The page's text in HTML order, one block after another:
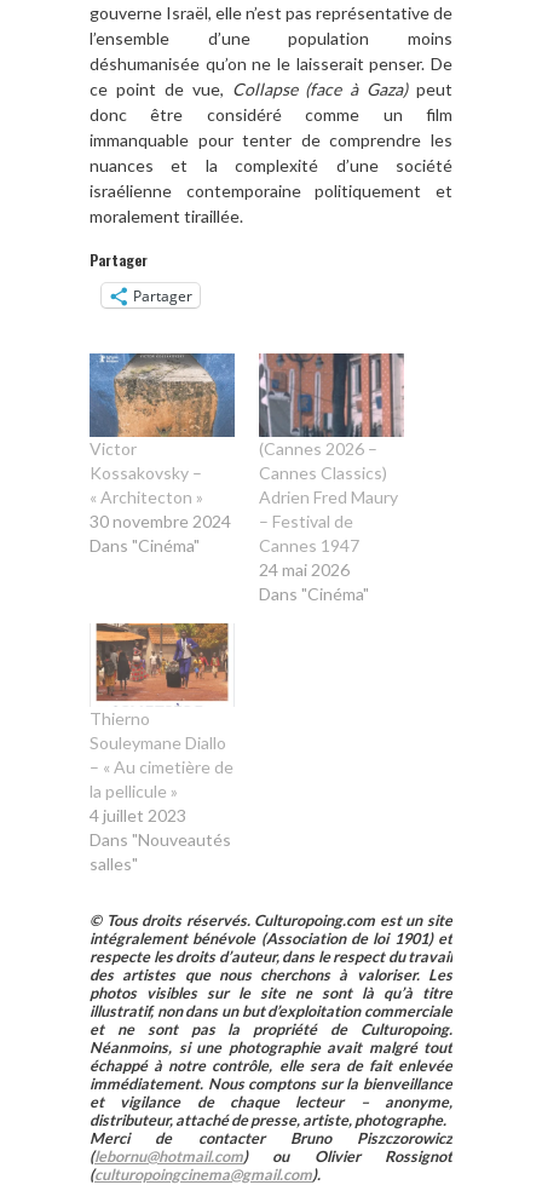
gouverne Israël, elle n’est pas représentative de
l’ensemble d’une population moins
déshumanisée qu’on ne le laisserait penser. De
ce point de vue, Collapse (face à Gaza)peut
donc être considéré comme un film
immanquable pour tenter de comprendre les
nuances et la complexité d’une société
israélienne contemporaine politiquement et
moralement tiraillée.
Partager
Partager
Victor
Kossakovsky –
« Architecton »
30 novembre 2024
Dans "Cinéma"
(Cannes 2026 –
Cannes Classics)
Adrien Fred Maury
– Festival de
Cannes 1947
24 mai 2026
Dans "Cinéma"
Thierno
Souleymane Diallo
– « Au cimetière de
la pellicule »
4 juillet 2023
Dans "Nouveautés
salles"
© Tous droits réservés. Culturopoing.com est un site
intégralement bénévole (Association de loi 1901) et
respecte les droits d’auteur, dans le respect du travail
des artistes que nous cherchons à valoriser. Les
photos visibles sur le site ne sont là qu’à titre
illustratif, non dans un but d’exploitation commerciale
et ne sont pas la propriété de Culturopoing.
Néanmoins, si une photographie avait malgré tout
échappé à notre contrôle, elle sera de fait enlevée
immédiatement. Nous comptons sur la bienveillance
et vigilance de chaque lecteur – anonyme,
distributeur, attaché de presse, artiste, photographe.
Merci de contacter Bruno Piszczorowicz
(lebornu@hotmail.com) ou Olivier Rossignot
(culturopoingcinema@gmail.com).